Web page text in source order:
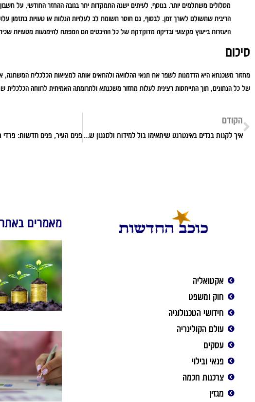
מסלולים משתלמים יותר. בנוסף, לעיתים ישנה התמקדות יתר בגובה ההחזר החודשי, על
הריבית שתשולם לאורך זמן. לבסוף, גם חוסר תשומת לב לעלויות הנלוות או טעויות בתזמון
היעזרות בייעוץ מקצועי ובדיקה מדוקדקת של כל ההיבטים הם המפתח להימנעות מטעויות
סיכום
מחזור משכנתא היא הזדמנות לשפר את תנאי ההלוואה ולהתאים אותה למציאות הכלכלית המשתנה,
של כל הנתונים, תוך התייחסות רצינית לעלות מחזור משכנתא ולתרומתה האמיתית לרווחה הכלכלית
הקודם
איך לקנות בגדים באינטרנט שיתאימו בול למידות ולסגנון שלכן?
אקטואליה
חוק ומשפט
חידושי הטכנולוגיה
עולם הקולינריה
עסקים
פנאי ובילוי
צרכנות חכמה
מגזין
מאמרים באתר